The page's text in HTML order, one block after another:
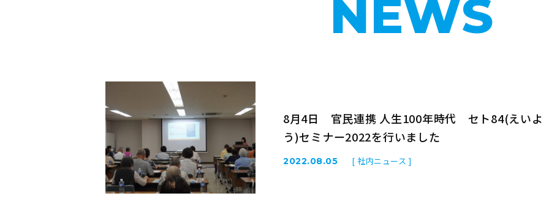
NEWS
8月4日 官民連携 人生100年時代 セト84(えいよ
う)セミナー2022を行いました
2022.08.05 [ 社内ニュース ]